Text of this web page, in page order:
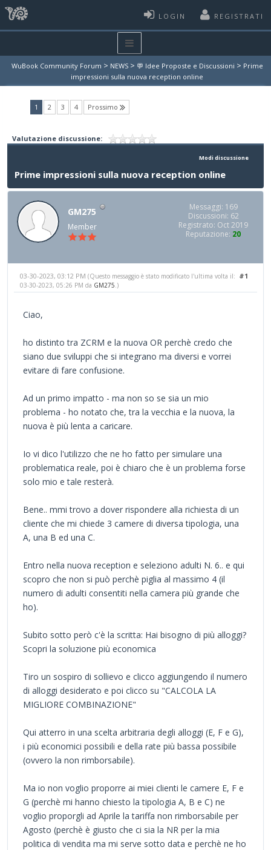
LOGIN REGISTRATI
WuBook Community Forum > NEWS > 💬 Idee Proposte e Discussioni > Prime
impressioni sulla nuova reception online
1 (current)
2 3 4 Prossimo
Valutazione discussione:
Modi discussione
Prime impressioni sulla nuova reception online
GM275
Member
Messaggi: 169
Discussioni: 62
Registrato: Oct 2019
Reputazione: 20
#1
03-30-2023, 03:12 PM (Questo messaggio è stato modificato l'ultima volta il:
03-30-2023, 05:26 PM da GM275 .)
Ciao,
ho distinto tra ZCRM e la nuova OR perchè credo che
siano due sviluppi che si integrano ma diversi e vorrei
evitare di fare confusione.
Ad un primo impatto - ma non so se sia un mio
problema - ho notato che, tra la vecchia e la nuova, la
nuova è più lenta a caricare.
Io vi dico l'utilizzo che ne ho fatto per simulare una
problematica reale, poi è chiaro che è un problema forse
solo mio e tale resterà.
Bene.. mmi trovo a dover rispondere alla richiesta di un
cliente che mi chiede 3 camere di diversa tipologia, una
A, una B ed una C.
Entro nella nuova reception e seleziono adulti N. 6.. e qui
scopro che non si può perchè piglia al massimo 4 (il
numero di adulti consentiti nella camera più grande che
ho).
Subito sotto però c'è la scritta: Hai bisogno di più alloggi?
Scopri la soluzione più economica
Tiro un sospiro di sollievo e clicco aggiungendo il numero
di alloggi desiderato e poi clicco su "CALCOLA LA
MIGLIORE COMBINAZIONE"
Qui atterro in una scelta arbitraria degli alloggi (E, F e G),
i più economici possibili e della rate più bassa possibile
(ovvero la non rimborsabile).
Ma io non voglio proporre ai miei clienti le camere E, F e
G (perchè mi hanno chiesto la tipologia A, B e C) ne
voglio proporgli ad Aprile la tariffa non rimborsabile per
Agosto (perchè è giusto che ci sia la NR per la mia
politica di vendita ma mi serve sotto data e perchè ne ho